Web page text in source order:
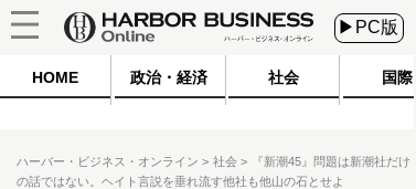
▶PC版
HOME 政治・経済 社会 国際
ハーバー・ビジネス・オンライン 社会
『新潮45』問題は新潮社だけ
の話ではない。ヘイト言説を垂れ流す他社も他山の石とせよ